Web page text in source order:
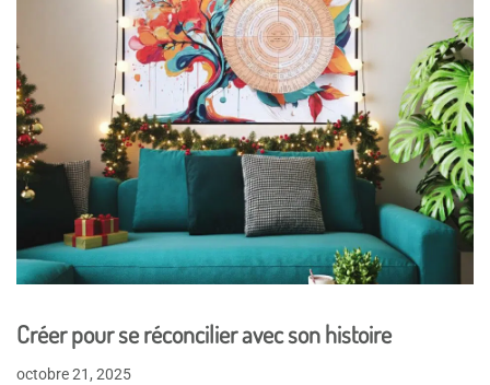
Créer pour se réconcilier avec son histoire
octobre 21, 2025